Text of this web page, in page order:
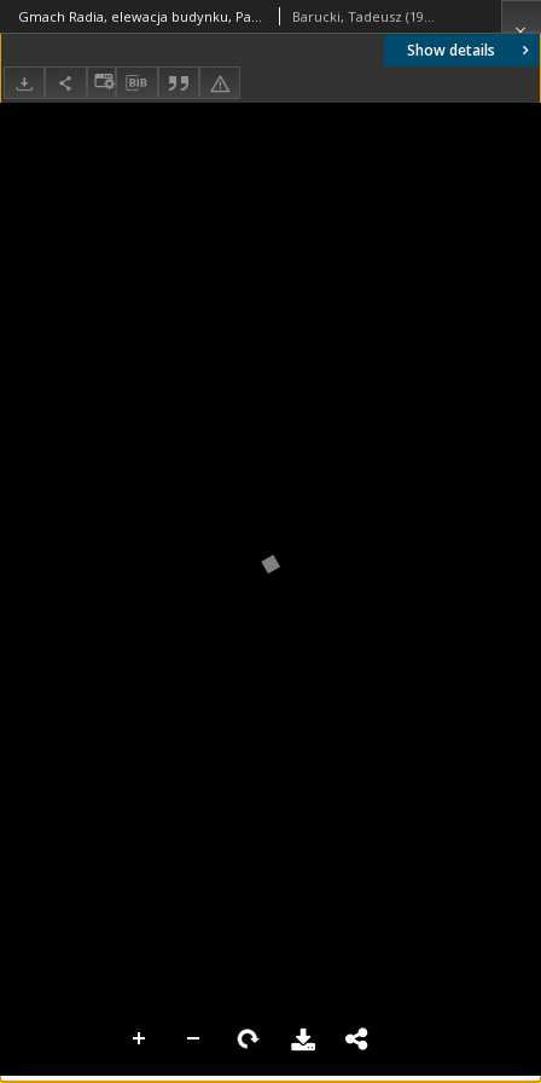
Show details
Gmach Radia, elewacja budynku, Paryż, Francja Barucki, Tadeusz (1922- ). Fotograf